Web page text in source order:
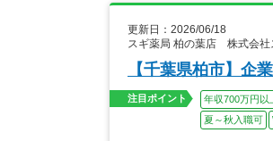
更新日：2026/06/18
スギ薬局 柏の葉店 株式会社
【千葉県柏市】企
注目ポイント 年収700万円以
夏～秋入職可